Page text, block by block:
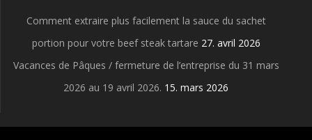
Comment extraire plus facilement la sauce du sachet
portion pour votre beef steak tartare 27. avril 2026
Vacances de Pâques / fermeture de l’entreprise du 31 mars
2026 au 19 avril 2026. 15. mars 2026